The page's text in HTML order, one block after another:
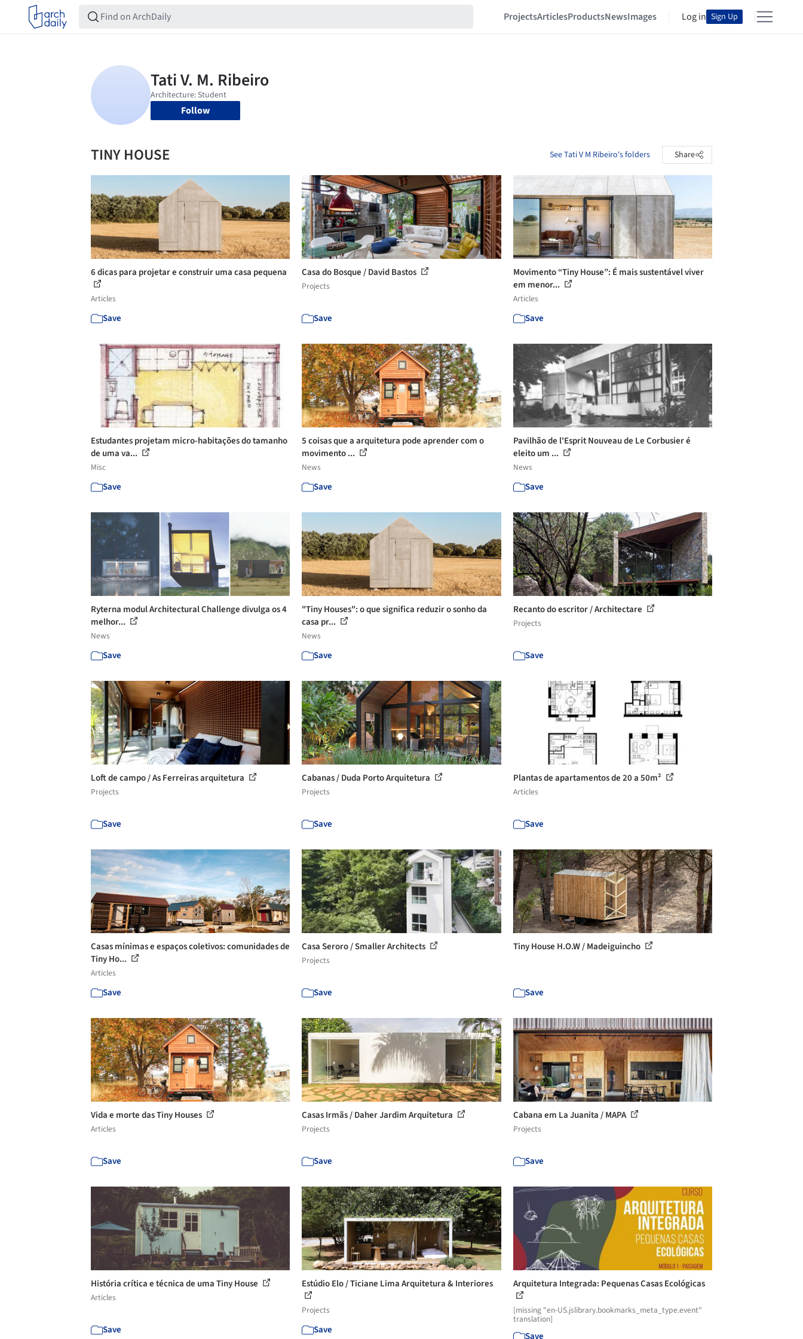
ProjectsArticlesProductsNewsImages Log in Sign Up
Follow
TINY HOUSE See Tati V M Ribeiro's folders Share
6 dicas para projetar e construir uma casa pequena
Articles
Save
Casa do Bosque / David Bastos
Projects
Save
Movimento “Tiny House”: É mais sustentável viver
em menor...
Articles
Save
Estudantes projetam micro-habitações do tamanho
de uma va...
Misc
Save
5 coisas que a arquitetura pode aprender com o
movimento ...
News
Save
Pavilhão de l'Esprit Nouveau de Le Corbusier é
eleito um ...
News
Save
Ryterna modul Architectural Challenge divulga os 4
melhor...
News
Save
"Tiny Houses": o que significa reduzir o sonho da
casa pr...
News
Save
Recanto do escritor / Architectare
Projects
Save
Loft de campo / As Ferreiras arquitetura
Projects
Save
Cabanas / Duda Porto Arquitetura
Projects
Save
Plantas de apartamentos de 20 a 50m²
Articles
Save
Casas mínimas e espaços coletivos: comunidades de
Tiny Ho...
Articles
Save
Casa Seroro / Smaller Architects
Projects
Save
Tiny House H.O.W / Madeiguincho
Save
Vida e morte das Tiny Houses
Articles
Save
Casas Irmãs / Daher Jardim Arquitetura
Projects
Save
Cabana em La Juanita / MAPA
Projects
Save
História crítica e técnica de uma Tiny House
Articles
Save
Estúdio Elo / Ticiane Lima Arquitetura & Interiores
Projects
Save
Arquitetura Integrada: Pequenas Casas Ecológicas
[missing "en-US.jslibrary.bookmarks_meta_type.event"
translation]
Save